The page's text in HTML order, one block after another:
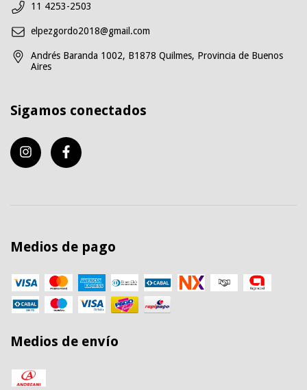
11 4253-2503
elpezgordo2018@gmail.com
Andrés Baranda 1002, B1878 Quilmes, Provincia de Buenos
Aires
Sigamos conectados
Medios de pago
Medios de envío